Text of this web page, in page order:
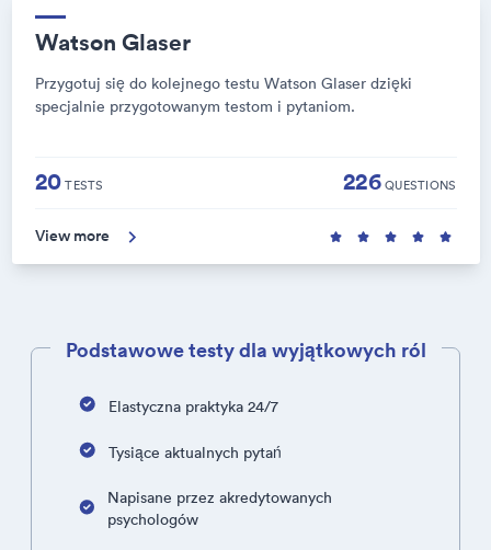
Watson Glaser
Przygotuj się do kolejnego testu Watson Glaser dzięki
specjalnie przygotowanym testom i pytaniom.
20TESTS 226QUESTIONS
View more
Podstawowe testy dla wyjątkowych ról
Elastyczna praktyka 24/7
Tysiące aktualnych pytań
Napisane przez akredytowanych
psychologów